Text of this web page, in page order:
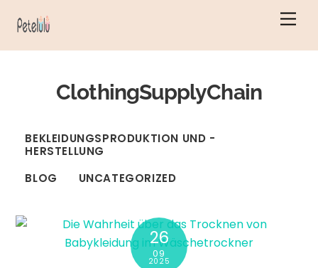
Inhalt
ClothingSupplyChain
BEKLEIDUNGSPRODUKTION UND -
HERSTELLUNG
BLOG
UNCATEGORIZED
26
09
2025